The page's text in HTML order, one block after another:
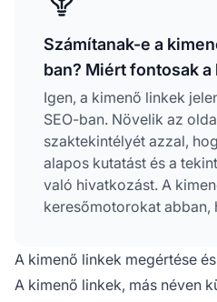
Számítanak-e a
ban? Miért fontosak
Igen, a kimenő linkek
SEO-ban. Növelik az
szaktekintélyét azzal,
alapos kutatást és a
való hivatkozást. A
keresőmotorokat abban,
felhasználói élményt
információk
alkalmazás esetén
A kimenő linkek megértése
A kimenő linkek, más néven